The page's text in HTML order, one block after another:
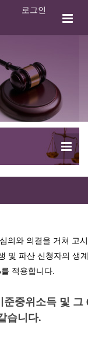
로그인
의와 의결을 거쳐 고
및 파산 신청자의 생
적용합니다.
중위소득 및
습니다.